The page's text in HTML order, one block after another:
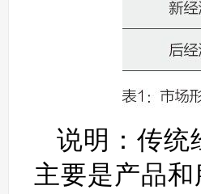
说明：传统
主要是产品